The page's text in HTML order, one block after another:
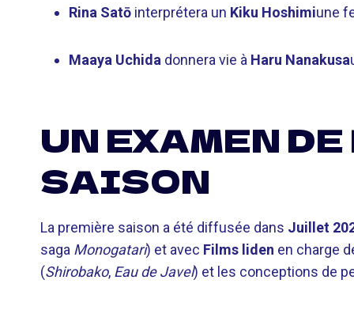
Rina Satō interprétera un Kiku Hoshimiune
Maaya Uchida donnera vie à Haru Nanakusa
UN EXAMEN
SAISON
La première saison a été diffusée dans Juillet
saga Monogatari) et avec Films liden en charge
(Shirobako, Eau de Javel) et les conceptions de